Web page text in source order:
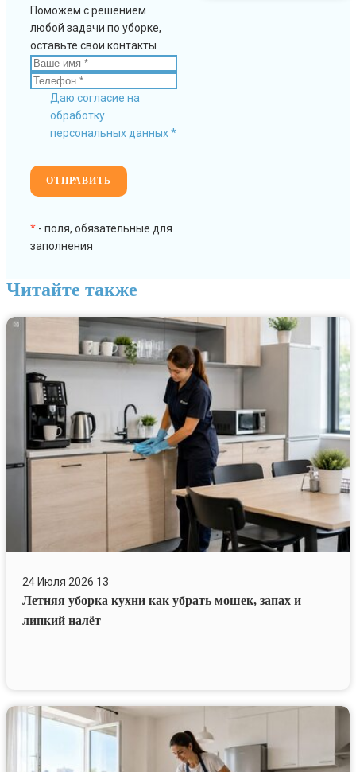
Поможем с решением
любой задачи по уборке,
оставьте свои контакты
Даю согласие на
обработку
персональных данных *
* - поля, обязательные для
заполнения
Читайте также
Летняя
кухни
убрать
мошек,
липкий
24 Июля 2026 13
Летняя уборка кухни как убрать мошек, запах и
липкий налёт
Почему
неприятный